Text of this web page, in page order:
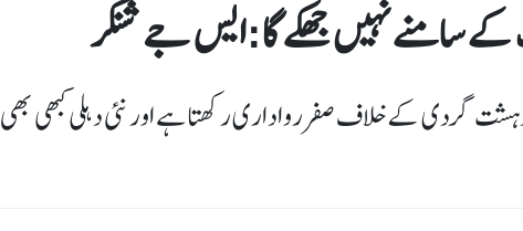
کے سامنے نہیں جھکے گا:ایس جے شنکر
گردی کے خلاف صفر رواداری رکھتا ہے اور نئی دہلی کبھی بھی